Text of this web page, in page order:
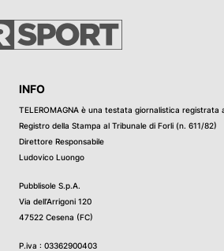
INFO
TELEROMAGNA è una testata giornalistica registrata
Registro della Stampa al Tribunale di Forli (n. 611/82)
Direttore Responsabile
Ludovico Luongo
Pubblisole S.p.A.
Via dell’Arrigoni 120
47522 Cesena (FC)
P.iva : 03362900403